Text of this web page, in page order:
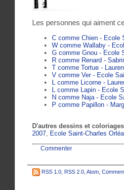
Les personnes qui aiment
C comme Chien - Ecole
W comme Wallaby -
G comme Gnou - Ecole
R comme Renard -
T comme Tortue -
V comme Ver - Ecole
L comme Licorne -
L comme Lapin - Ecole
N comme Naja - Ecole
P comme Papillon -
D'autres dessins et
2007 Ecole Saint-Charles
Commenter
RSS 1.0 RSS 2.0 Atom